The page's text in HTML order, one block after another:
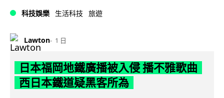
科技娛樂 生活科技 旅遊
Lawton 1 日
日本福岡地鐵廣播被入侵 播不雅歌曲
西日本鐵道疑黑客所為